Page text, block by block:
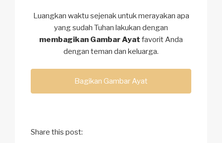
Luangkan waktu sejenak untuk merayakan apa
yang sudah Tuhan lakukan dengan
membagikan Gambar Ayat favorit Anda
dengan teman dan keluarga.
Bagikan Gambar Ayat
Share this post: